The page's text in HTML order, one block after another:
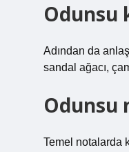
Odunsu
Adından da
sandal ağacı,
Odunsu
Temel notalarda